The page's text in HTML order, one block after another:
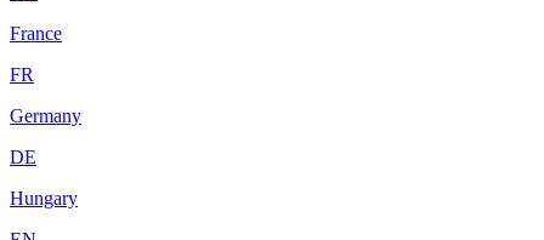
France
FR
Germany
DE
Hungary